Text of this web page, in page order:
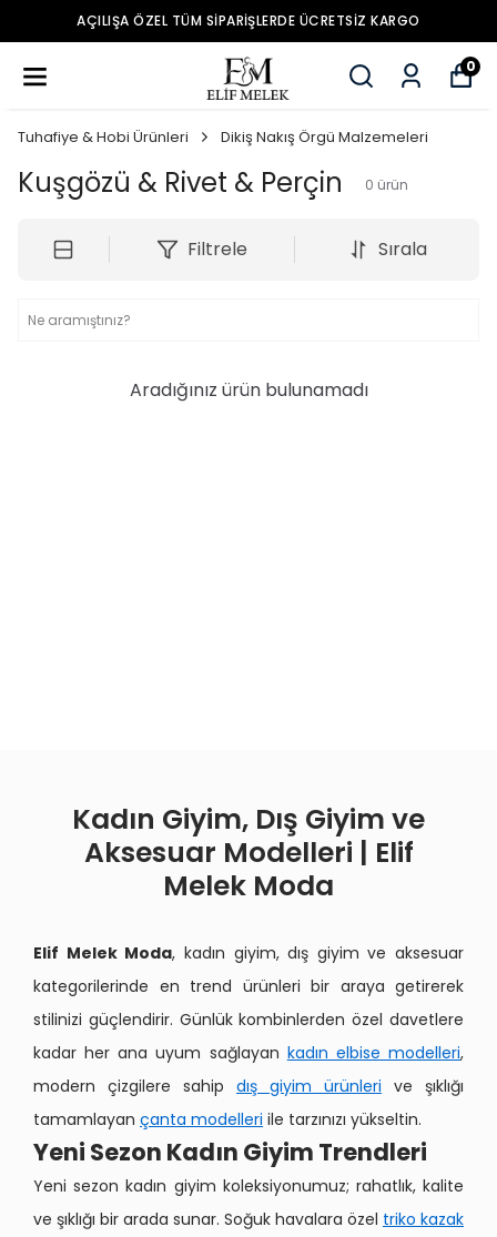
AÇILIŞA ÖZEL TÜM SIPARIŞLERDE ÜCRETSIZ KARGO
0
Tuhafiye & Hobi Ürünleri Dikiş Nakış Örgü Malzemeleri
Kuşgözü & Rivet & Perçin 0 ürün
Filtrele Sırala
Aradığınız ürün bulunamadı
Kadın Giyim, Dış Giyim ve
Aksesuar Modelleri | Elif
Melek Moda
Elif Melek Moda, kadın giyim, dış giyim ve aksesuar
kategorilerinde en trend ürünleri bir araya getirerek
stilinizi güçlendirir. Günlük kombinlerden özel davetlere
kadar her ana uyum sağlayan kadın elbise modelleri,
modern çizgilere sahip dış giyim ürünleri ve şıklığı
tamamlayan çanta modelleri ile tarzınızı yükseltin.
Yeni Sezon Kadın Giyim Trendleri
Yeni sezon kadın giyim koleksiyonumuz; rahatlık, kalite
ve şıklığı bir arada sunar. Soğuk havalara özel triko kazak